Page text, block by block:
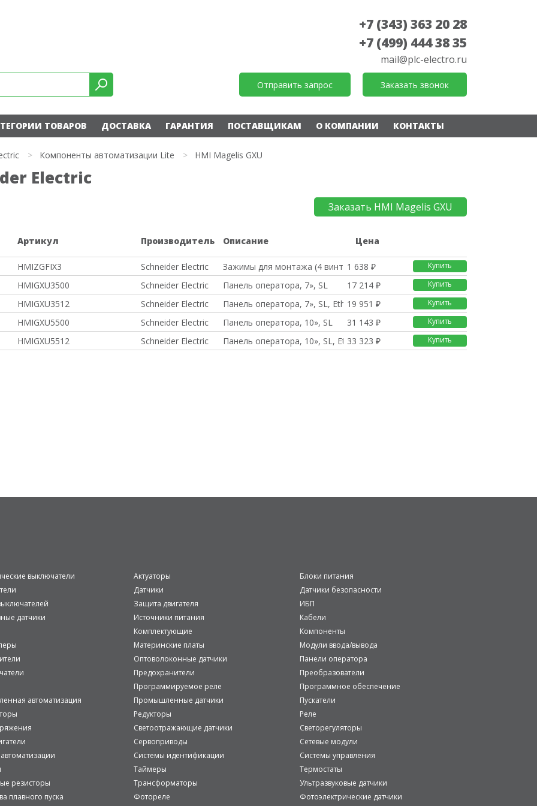
+7 (343) 363 20 28
+7 (499) 444 38 35
mail@plc-electro.ru
Отправить запрос Заказать звонок
ТОВАРОВ ДОСТАВКА ГАРАНТИЯ ПОСТАВЩИКАМ О КОМПАНИИ КОНТАКТЫ
> Компоненты автоматизации Lite > HMI Magelis GXU
Electric
Заказать HMI Magelis GXU
Артикул Производитель Описание Цена
HMIZGFIX3 Schneider Electric Зажимы для монтажа (4 винта в1 638 ₽ Купить
HMIGXU3500 Schneider Electric Панель оператора, 7», SL 17 214 ₽ Купить
HMIGXU3512 Schneider Electric Панель оператора, 7», SL, Ethe19 951 ₽ Купить
HMIGXU5500 Schneider Electric Панель оператора, 10», SL 31 143 ₽ Купить
HMIGXU5512 Schneider Electric Панель оператора, 10», SL, Eth33 323 ₽ Купить
выключатели Актуаторы
Блоки питания
Датчики
Датчики безопасности
Защита двигателя
ИБП
датчики Источники питания
Кабели
Комплектующие
Компоненты
Материнские платы
Модули ввода/вывода
Оптоволоконные датчики
Панели оператора
Предохранители
Преобразователи
Программируемое реле
Программное обеспечение
автоматизация Промышленные датчики
Пускатели
Редукторы
Реле
Светоотражающие датчики
Светорегуляторы
Сервоприводы
Сетевые модули
Системы идентификации
Системы управления
Таймеры
Термостаты
резисторы Трансформаторы
Ультразвуковые датчики
плавного пуска Фотореле
Фотоэлектрические датчики